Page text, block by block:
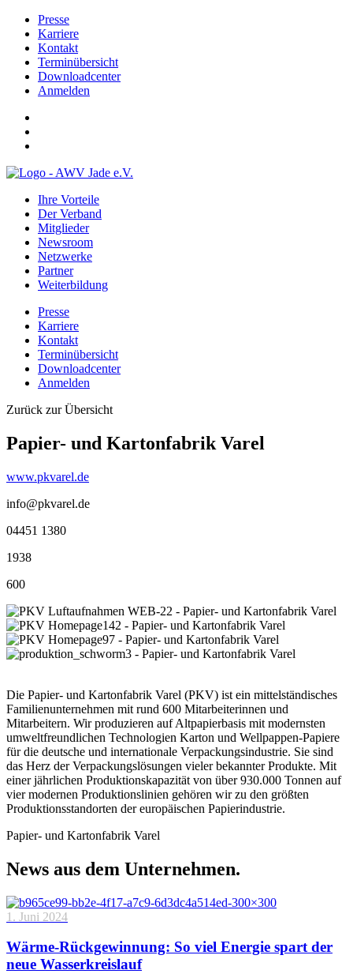
Presse
Karriere
Kontakt
Terminübersicht
Downloadcenter
Anmelden
Ihre Vorteile
Der Verband
Mitglieder
Newsroom
Netzwerke
Partner
Weiterbildung
Presse
Karriere
Kontakt
Terminübersicht
Downloadcenter
Anmelden
Zurück zur Übersicht
Papier- und Kartonfabrik Varel
www.pkvarel.de
info@pkvarel.de
04451 1380
1938
600
Die Papier- und Kartonfabrik Varel (PKV) ist ein mittelständisches
Familienunternehmen mit rund 600 Mitarbeiterinnen und
Mitarbeitern. Wir produzieren auf Altpapierbasis mit modernsten
umweltfreundlichen Technologien Karton und Wellpappen-Papiere
für die deutsche und internationale Verpackungsindustrie. Sie sind
das Herz der Verpackungslösungen vieler bekannter Produkte. Mit
einer jährlichen Produktionskapazität von über 930.000 Tonnen auf
vier modernen Produktionslinien gehören wir zu den größten
Produktionsstandorten der europäischen Papierindustrie.
Papier- und Kartonfabrik Varel
News aus dem Unternehmen.
1. Juni 2024
Wärme-Rückgewinnung: So viel Energie spart der
neue Wasserkreislauf